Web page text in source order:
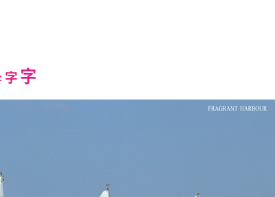
Decrease
字Reset
字Increase
font